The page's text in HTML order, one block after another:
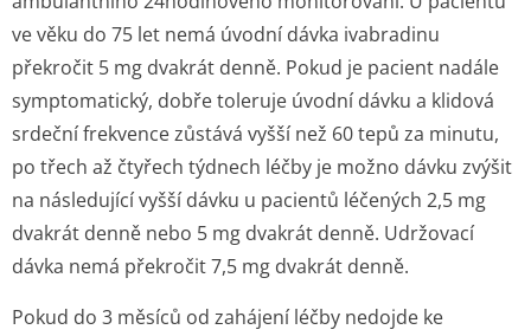
ve věku do 75 let nemá úvodní dávka ivabradinu
překročit 5 mg dvakrát denně. Pokud je pacient nadále
symptomatický, dobře toleruje úvodní dávku a klidová
srdeční frekvence zůstává vyšší než 60 tepů za minutu,
po třech až čtyřech týdnech léčby je možno dávku zvýšit
na následující vyšší dávku u pacientů léčených 2,5 mg
dvakrát denně nebo 5 mg dvakrát denně. Udržovací
dávka nemá překročit 7,5 mg dvakrát denně.
Pokud do 3 měsíců od zahájení léčby nedojde ke